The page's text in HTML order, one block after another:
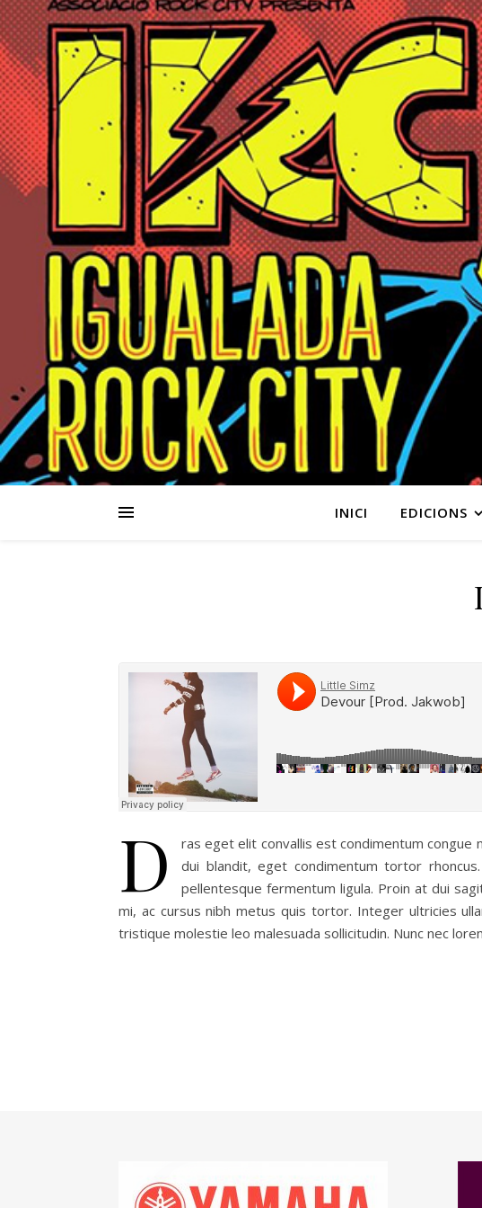
INICI EDICIONS
D
ras eget elit convallis est condimentum congue
dui blandit, eget condimentum tortor
pellentesque fermentum ligula. Proin at dui
mi, ac cursus nibh metus quis tortor. Integer ultricies
tristique molestie leo malesuada sollicitudin. Nunc nec